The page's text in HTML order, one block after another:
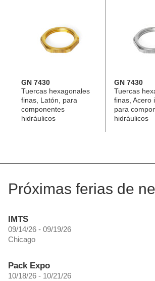
GN 7430
Tuercas hexagonales
finas, Latón, para
componentes
hidráulicos
GN 7430
Tuercas
finas, Acero
para
hidráulicos
Próximas ferias de
IMTS
09/14/26 - 09/19/26
Chicago
Pack Expo
10/18/26 - 10/21/26